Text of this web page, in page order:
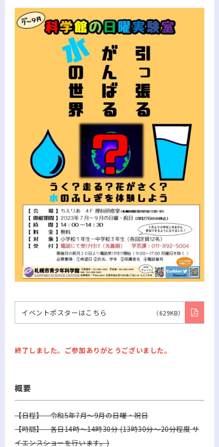
イベントポスターはこちら （629KB）
終了しました。ご参加ありがとうございました。
概要
【日程】 令和5年7月～9月の日曜・祝日
【時間】 各日14時～14時30分 (13時30分～20分程度 サ
イエンスショーを行います。)